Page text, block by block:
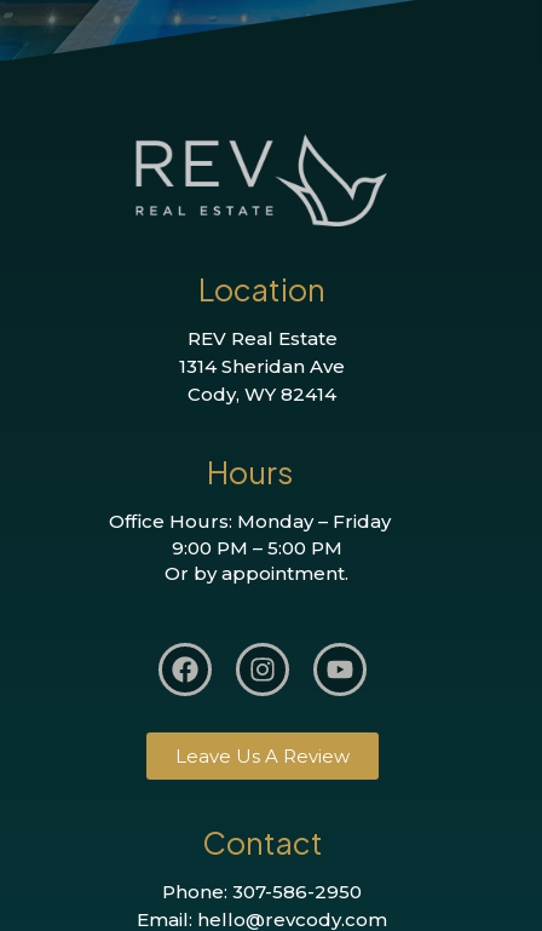
Location
REV Real Estate
1314 Sheridan Ave
Cody, WY 82414
Hours
Office Hours: Monday – Friday
9:00 PM – 5:00 PM
Or by appointment.
Leave Us A Review
Contact
Phone: 307-586-2950
Email: hello@revcody.com